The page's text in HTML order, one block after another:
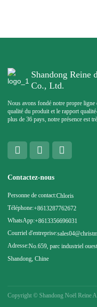
Shandong Reine
Co., Ltd.
Nous avons fondé notre propre
qualité du produit et le rapport
plus de 36 pays, notre présence est
Contactez-nous
Personne de contact:Chloris
Téléphone:+8613287762672
WhatsApp:+8613356696031
Courriel d'entreprise:
Adresse:No.659, parc industriel
Shandong, Chine
Copyright © Shandong Noël Reine